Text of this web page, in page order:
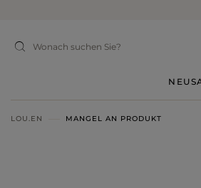
NEU
LOU.EN MANGEL AN PRODUKT